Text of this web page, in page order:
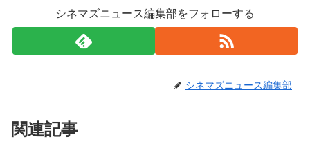
シネマズニュース編集部をフォローする
シネマズニュース編集部
関連記事